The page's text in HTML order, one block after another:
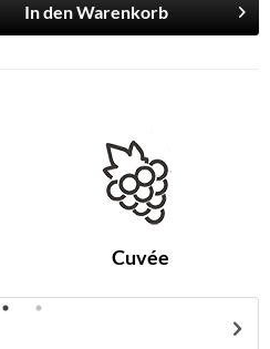
In denWarenkorb
Cuvée